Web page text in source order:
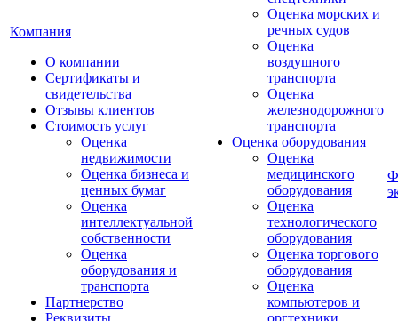
Компания
О компании
Сертификаты и
свидетельства
Отзывы клиентов
Стоимость услуг
Оценка
недвижимости
Оценка бизнеса и
ценных бумаг
Оценка
интеллектуальной
собственности
Оценка
оборудования и
транспорта
Партнерство
Реквизиты
Оценка морских и
речных судов
Оценка
воздушного
транспорта
Оценка
железнодорожного
транспорта
Оценка оборудования
Оценка
медицинского
оборудования
Оценка
технологического
оборудования
Оценка торгового
оборудования
Оценка
компьютеров и
оргтехники